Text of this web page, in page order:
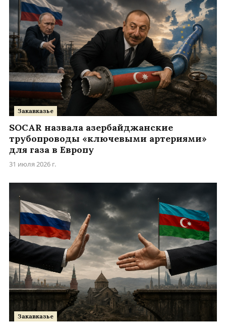
Закавказье
SOCAR назвала азербайджанские
трубопроводы «ключевыми артериями»
для газа в Европу
31 июля 2026 г.
Закавказье